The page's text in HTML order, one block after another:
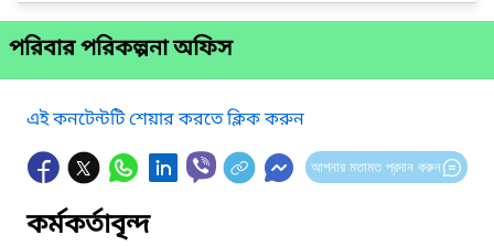
পরিবার পরিকল্পনা অফিস
এই কনটেন্টটি শেয়ার করতে ক্লিক করুন
আপনার মতামত প্রদান করুন
কর্মকর্তাবৃন্দ